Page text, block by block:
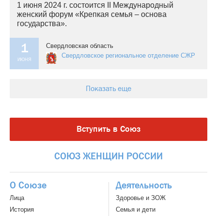
1 июня 2024 г. состоится II Международный
женский форум «Крепкая семья – основа
государства».
1
ИЮНЯ
Свердловская область
Свердловское региональное отделение СЖР
Показать еще
Вступить в Союз
СОЮЗ ЖЕНЩИН РОССИИ
О Союзе
Лица
История
Деятельность
Здоровье и ЗОЖ
Семья и дети